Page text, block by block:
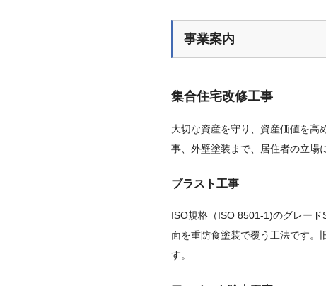
事業案内
集合住宅改修工事
大切な資産を守り、資産価値を高
事、外壁塗装まで、居住者の立場
ブラスト工事
ISO規格（ISO 8501-1)のグレー
面を重防食塗装で覆う工法です。
す。